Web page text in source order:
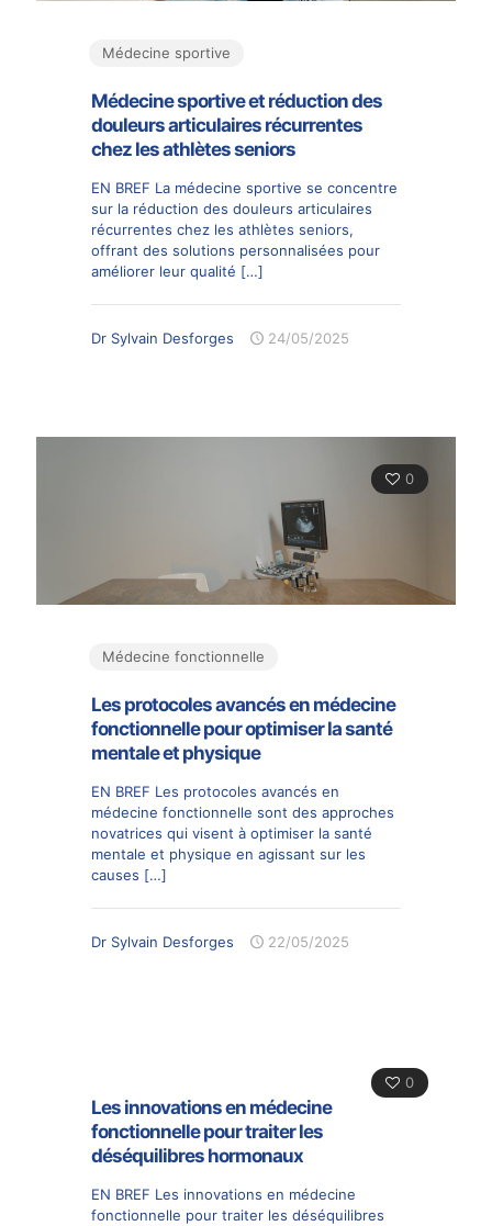
Médecine sportive
Médecine sportive et réduction des
douleurs articulaires récurrentes
chez les athlètes seniors
EN BREF La médecine sportive se concentre
sur la réduction des douleurs articulaires
récurrentes chez les athlètes seniors,
offrant des solutions personnalisées pour
améliorer leur qualité […]
Dr Sylvain Desforges 24/05/2025
0
Médecine fonctionnelle
Les protocoles avancés en médecine
fonctionnelle pour optimiser la santé
mentale et physique
EN BREF Les protocoles avancés en
médecine fonctionnelle sont des approches
novatrices qui visent à optimiser la santé
mentale et physique en agissant sur les
causes […]
Dr Sylvain Desforges 22/05/2025
0
Les innovations en médecine
fonctionnelle pour traiter les
déséquilibres hormonaux
EN BREF Les innovations en médecine
fonctionnelle pour traiter les déséquilibres